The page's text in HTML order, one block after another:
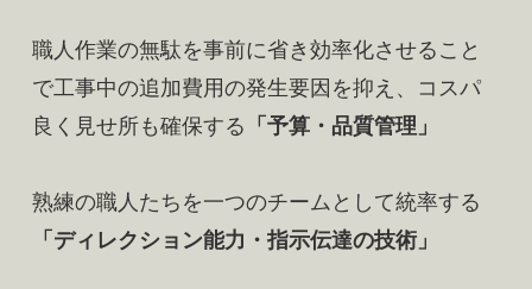
職人作業の無駄を事前に省き効率化させること
で工事中の追加費用の発生要因を抑え、コスパ
良く見せ所も確保する 「予算・品質管理」
熟練の職人たちを一つのチームとして統率する
「ディレクション能力・指示伝達の技術」